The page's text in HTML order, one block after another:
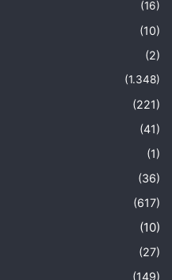
(16)
(10)
(2)
(1.348)
(221)
(41)
(1)
(36)
(617)
(10)
(27)
(149)